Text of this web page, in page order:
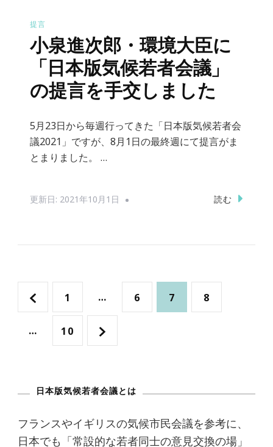
提言
小泉進次郎・環境大臣に
「日本版気候若者会議」
の提言を手交しました
5月23日から毎週行ってきた「日本版気候若者会
議2021」ですが、8月1日の最終週にて提言がま
とまりました。 …
更新日: 2021年10月1日 読む
投
稿
ペ
ー
固
定
ー
ジ
1 … 固
ー
ジ
6 固
ジ
7 固
ジ
8
… 固
ペ
ー
10
日本版気候若者会議とは
フランスやイギリスの気候市民会議を参考に、
日本でも「常設的な若者同士の意見交換の場」